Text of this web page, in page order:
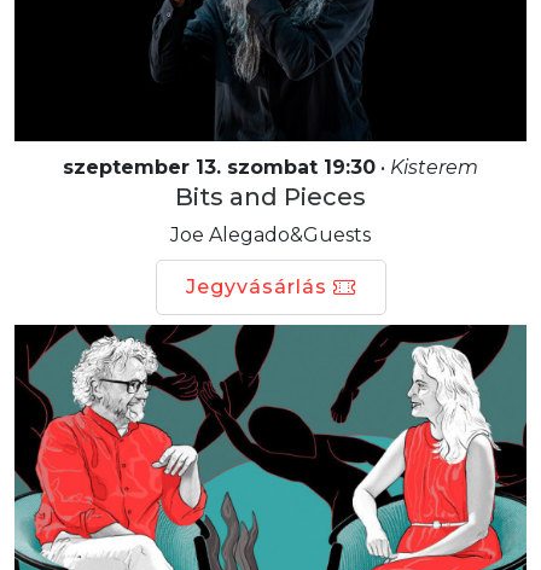
szeptember 13. szombat 19:30 • Kisterem
Bits and Pieces
Joe Alegado&Guests
Jegyvásárlás